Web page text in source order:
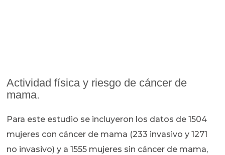
Actividad física y riesgo de cáncer de
mama.
Para este estudio se incluyeron los datos de 1504
mujeres con cáncer de mama (233 invasivo y 1271
no invasivo) y a 1555 mujeres sin cáncer de mama,